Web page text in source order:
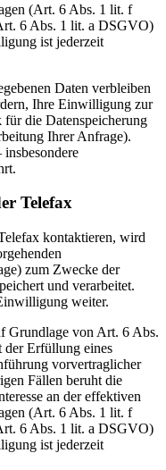
(Art. 6 Abs. 1 lit. f
6 Abs. 1 lit. a DSGVO)
ist jederzeit
Daten verbleiben
Ihre Einwilligung zur
die Datenspeicherung
Ihrer Anfrage).
Telefax
kontaktieren, wird
zum Zwecke der
und verarbeitet.
weiter.
Grundlage von Art. 6 Abs.
Erfüllung eines
vorvertraglicher
Fällen beruht die
an der effektiven
(Art. 6 Abs. 1 lit. f
6 Abs. 1 lit. a DSGVO)
ist jederzeit